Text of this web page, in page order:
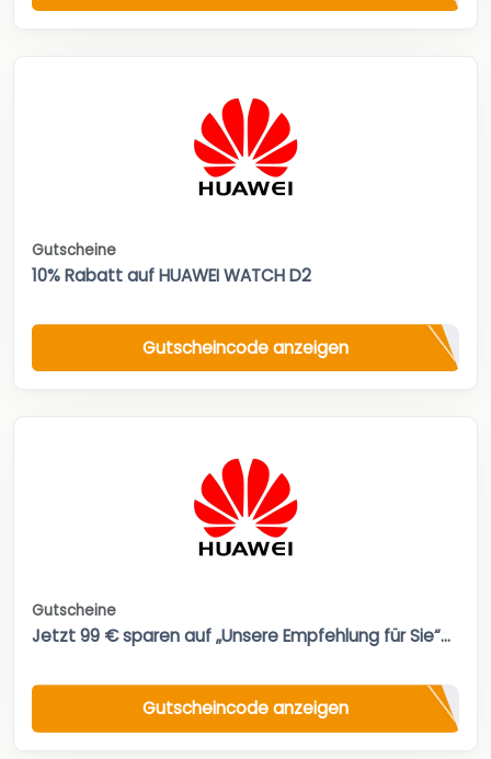
Gutscheine
10% Rabatt auf HUAWEI WATCH D2
Gutscheincode anzeigen
Gutscheine
Jetzt 99 € sparen auf „Unsere Empfehlung für Sie“...
Gutscheincode anzeigen